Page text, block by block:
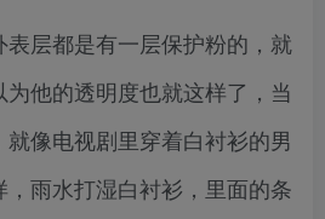
层都是有一层保护粉的，就
他的透明度也就这样了，当
像电视剧里穿着白衬衫的男
雨水打湿白衬衫，里面的条